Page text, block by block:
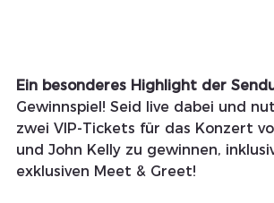
Ein besonderes Highlight der
Gewinnspiel! Seid live dabei und
zwei VIP-Tickets für das Konzert
und John Kelly zu gewinnen,
exklusiven Meet & Greet!